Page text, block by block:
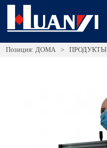
Позиция: ДОМА > ПРОДУКТЫ